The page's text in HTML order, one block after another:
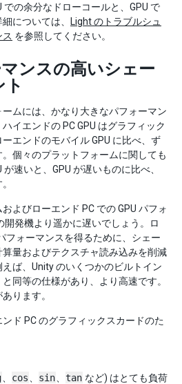
の余分なドローコールと、GPU で
については、
Light のトラブルシュ
を参照してください。
ンスの高いシェー
ムには、かなり大きなパフォーマン
イエンドの PC GPU はグラフィック
エンドのモバイル GPU に比べ、ず
個々のプラットフォームに関しても
速いと、GPU が遅いものに比べ、
よびローエンド PC での GPU パフォ
開発機より遥かに遅いでしょう。ロ
フォーマンスを得るために、シェー
量およびテクスチャ読み込みを削減
ば、Unity のいくつかのビルトイン
同等の仕様があり、より高速です。
ります。
ド PC のグラフィックスカードのた
cos sin tan など) はとても負荷